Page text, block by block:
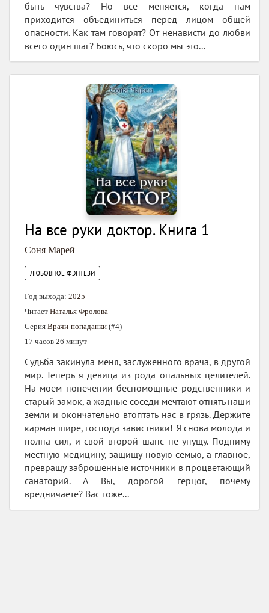
быть чувства? Но все меняется, когда нам
приходится объединиться перед лицом общей
опасности. Как там говорят? От ненависти до любви
всего один шаг? Боюсь, что скоро мы это...
На все руки доктор. Книга 1
Соня Марей
ЛЮБОВНОЕ ФЭНТЕЗИ
Год выхода: 2025
Читает Наталья Фролова
Серия Врачи-попаданки (#4)
17 часов 26 минут
Судьба закинула меня, заслуженного врача, в другой
мир. Теперь я девица из рода опальных целителей.
На моем попечении беспомощные родственники и
старый замок, а жадные соседи мечтают отнять наши
земли и окончательно втоптать нас в грязь. Держите
карман шире, господа завистники! Я снова молода и
полна сил, и свой второй шанс не упущу. Подниму
местную медицину, защищу новую семью, а главное,
превращу заброшенные источники в процветающий
санаторий. А Вы, дорогой герцог, почему
вредничаете? Вас тоже...